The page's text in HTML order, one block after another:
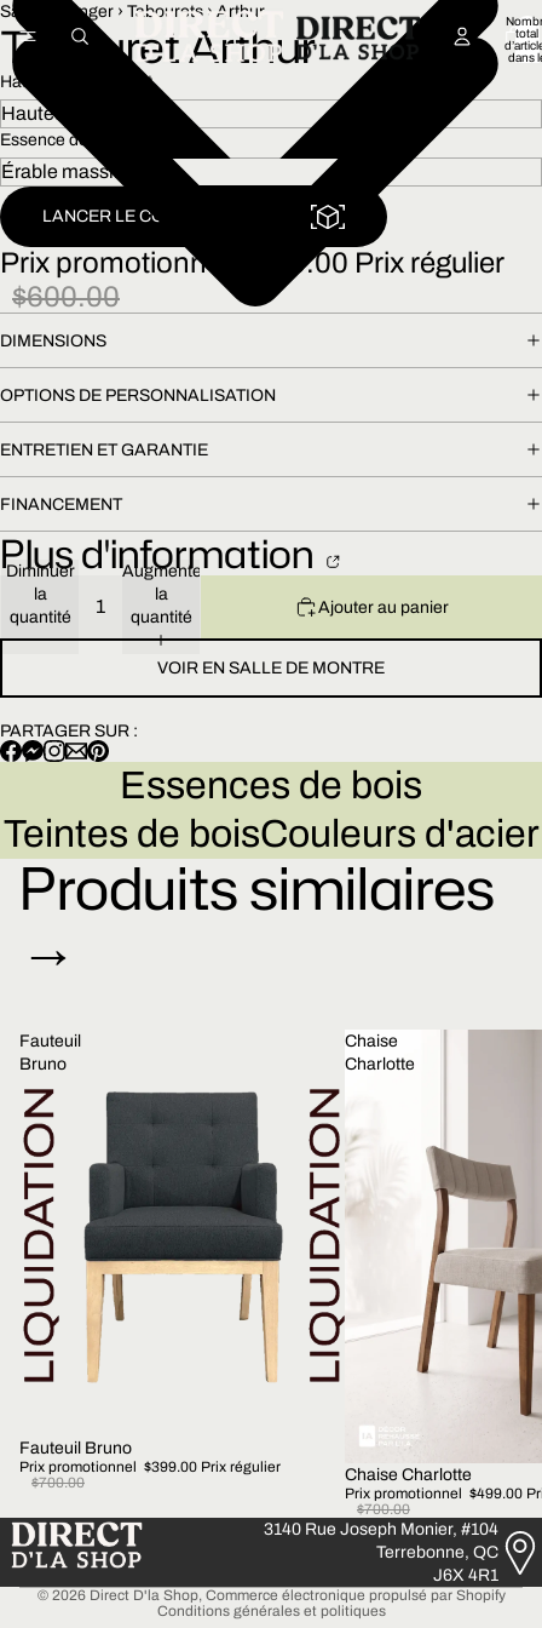
total
dans
Salle à manger › Tabourets › Arthur
Tabouret Arthur
Hauteur du tabouret
Essence de bois
LANCER LE CONFIGURATEUR 3D
Prix promotionnel $399.00 Prix régulier
$600.00
DIMENSIONS
OPTIONS DE PERSONNALISATION
ENTRETIEN ET GARANTIE
FINANCEMENT
Plus d'information
Diminuer
la
quantité
Augmenter
la
quantité
Ajouter au panier
VOIR EN SALLE DE MONTRE
PARTAGER SUR :
Essences de bois
Teintes de boisCouleurs d'acier
Produits similaires
→
Fauteuil
Bruno
Fauteuil Bruno
Prix promotionnel $399.00 Prix régulier
$700.00
Chaise
Charlotte
Chaise Charlotte
Prix promotionnel $499.00
$700.00
3140 Rue Joseph Monier, #104
Terrebonne, QC
J6X 4R1
© 2026 Direct D'la Shop, Commerce électronique propulsé par Shopify
Conditions générales et politiques
Politique de confidentialité